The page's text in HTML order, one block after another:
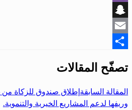
Viber
Snapchat
Email
تصفّح المقالات
المقالة السابقة إطلاق صندوق للزكاة
وريفها لدعم المشاريع الخيرية والتنموية.